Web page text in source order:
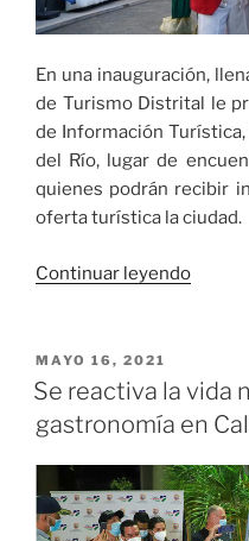
En una inauguración,
de Turismo Distrital le
de Información Turística,
del Río, lugar de
quienes podrán recibir
oferta turística la ciudad.
Continuar leyendo«En
Solar
del
se
lanzó
el
PUBLICADO
EL
MAYO 16, 2021
Se reactiva la vida
gastronomía en